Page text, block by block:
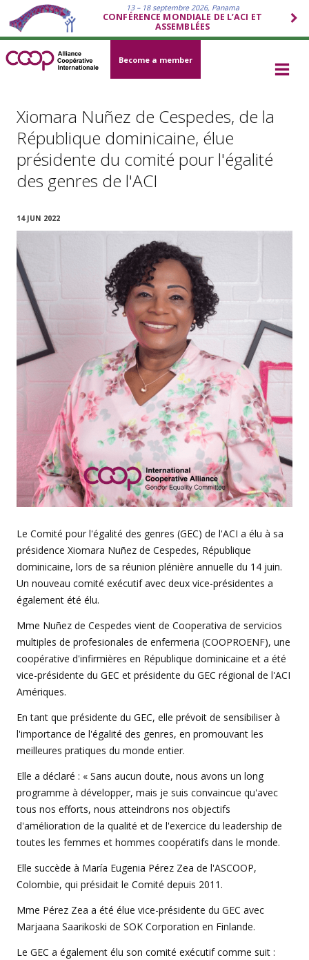
13 – 18 septembre 2026, Panama
CONFÉRENCE MONDIALE DE L’ACI ET
ASSEMBLÉES
Become a member
Xiomara Nuñez de Cespedes, de la
République dominicaine, élue
présidente du comité pour l'égalité
des genres de l'ACI
14 JUN 2022
Le Comité pour l'égalité des genres (GEC) de l'ACI a élu à sa
présidence Xiomara Nuñez de Cespedes, République
dominicaine, lors de sa réunion plénière annuelle du 14 juin.
Un nouveau comité exécutif avec deux vice-présidentes a
également été élu.
Mme Nuñez de Cespedes vient de Cooperativa de servicios
multiples de profesionales de enfermeria (COOPROENF), une
coopérative d'infirmières en République dominicaine et a été
vice-présidente du GEC et présidente du GEC régional de l'ACI
Amériques.
En tant que présidente du GEC, elle prévoit de sensibiliser à
l'importance de l'égalité des genres, en promouvant les
meilleures pratiques du monde entier.
Elle a déclaré : « Sans aucun doute, nous avons un long
programme à développer, mais je suis convaincue qu'avec
tous nos efforts, nous atteindrons nos objectifs
d'amélioration de la qualité et de l'exercice du leadership de
toutes les femmes et hommes coopératifs dans le monde.
Elle succède à María Eugenia Pérez Zea de l'ASCOOP,
Colombie, qui présidait le Comité depuis 2011.
Mme Pérez Zea a été élue vice-présidente du GEC avec
Marjaana Saarikoski de SOK Corporation en Finlande.
Le GEC a également élu son comité exécutif comme suit :